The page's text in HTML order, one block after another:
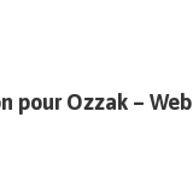
pour Ozzak – Web